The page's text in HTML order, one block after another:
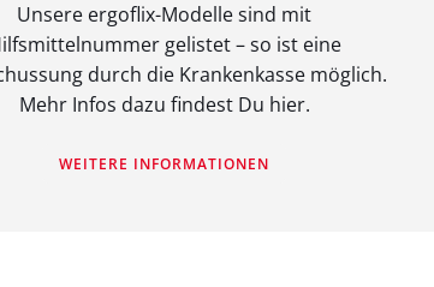
Unsere ergoflix-Modelle sind mit
gelistet – so ist eine
durch die Krankenkasse möglich.
Mehr Infos dazu findest Du hier.
WEITERE INFORMATIONEN